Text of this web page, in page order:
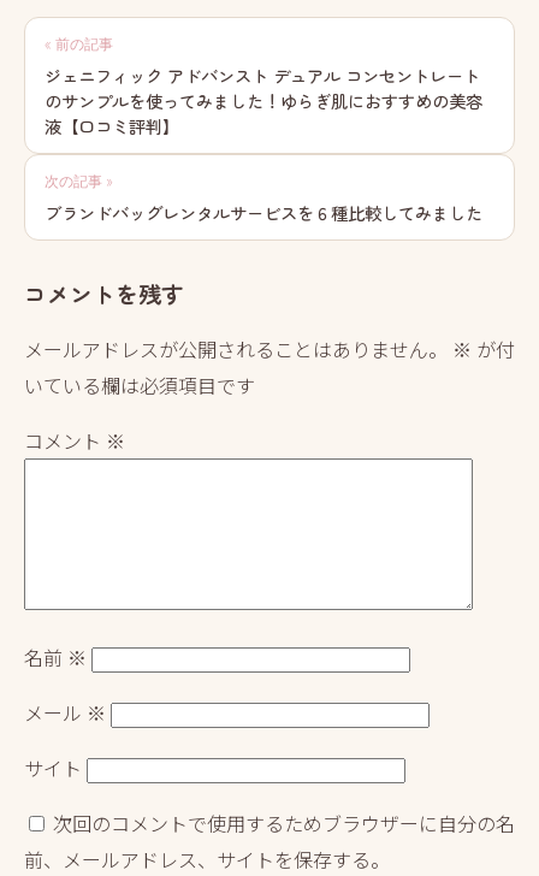
投
稿
ナ
ビ
ゲ
ー
シ
ン
« 前の記事
ジェニフィック アドバンスト デュアル コンセントレート
のサンプルを使ってみました！ゆらぎ肌におすすめの美容
液【口コミ評判】
次の記事 »
ブランドバッグレンタルサービスを６種比較してみました
コメントを残す
メールアドレスが公開されることはありません。 ※ が付
いている欄は必須項目です
コメント ※
名前 ※
メール ※
サイト
次回のコメントで使用するためブラウザーに自分の名
前、メールアドレス、サイトを保存する。